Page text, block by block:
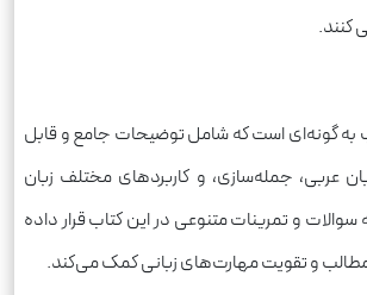
کنند.
به گونه‌ای است که شامل توضیحات جامع و قابل
عربی، جمله‌سازی، و کاربردهای مختلف زبان
و تمرینات متنوعی در این کتاب قرار داده
و تقویت مهارت‌های زبانی کمک می‌کند.